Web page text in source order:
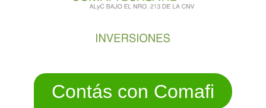
Contás con Comafi